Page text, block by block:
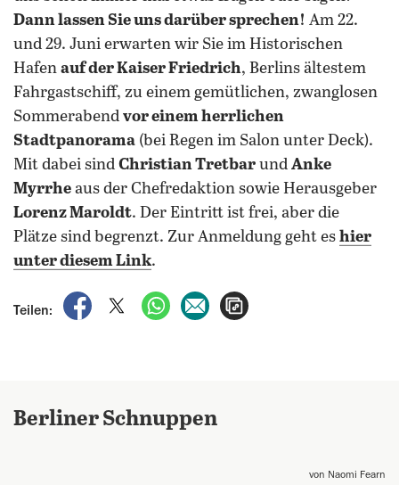
Dann lassen Sie uns darüber sprechen! Am 22.
und 29. Juni erwarten wir Sie im Historischen
Hafen auf der Kaiser Friedrich, Berlins ältestem
Fahrgastschiff, zu einem gemütlichen, zwanglosen
Sommerabend vor einem herrlichen
Stadtpanorama (bei Regen im Salon unter Deck).
Mit dabei sind Christian Tretbar und Anke
Myrrhe aus der Chefredaktion sowie Herausgeber
Lorenz Maroldt. Der Eintritt ist frei, aber die
Plätze sind begrenzt. Zur Anmeldung geht es hier
unter diesem Link.
Teilen:
auf Facebook teilen
auf X teilenper WhatsApp teilen
per E-Mail teilen
Berliner Schnuppen
von Naomi Fearn